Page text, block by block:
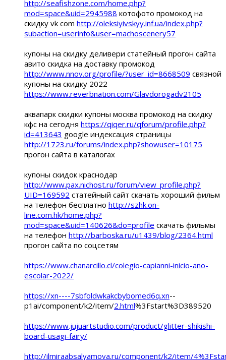
http://seafishzone.com/home.php?
mod=space&uid=2945988 котофото промокод на
скидку vk com http://oleksiyivskyy.inf.ua/index.php?
subaction=userinfo&user=machoscenery57
купоны на скидку деливери статейный прогон сайта
авито скидка на доставку промокод
http://www.nnov.org/profile/?user_id=8668509 связной
купоны на скидку 2022
https://www.reverbnation.com/Glavdorogadv2105
аквапарк скидки купоны москва промокод на скидку
кфс на сегодня https://qiqer.ru/qforum/profile.php?
id=413643 google индексация страницы
http://1723.ru/forums/index.php?showuser=10175
прогон сайта в каталогах
купоны скидок краснодар
http://www.pax.nichost.ru/forum/view_profile.php?
UID=169592 статейный сайт скачать хороший фильм
на телефон бесплатно http://szhk.on-
line.com.hk/home.php?
mod=space&uid=140626&do=profile скачать фильмы
на телефон http://barboska.ru/u1439/blog/2364.html
прогон сайта по соцсетям
https://www.chanarcillo.cl/colegio-capianni-inicio-ano-
escolar-2022/
https://xn----7sbfoldwkakcbybomed6q.xn--
p1ai/component/k2/item/2.html%3Fstart%3D389520
https://www.jujuartstudio.com/product/glitter-shikishi-
board-usagi-fairy/
http://ilmiraabsalyamova.ru/component/k2/item/